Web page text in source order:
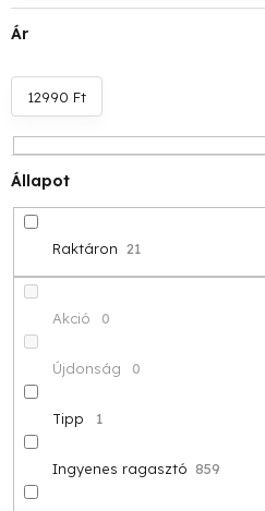
e
r
e
n
d
e
s
e
Ár
12990 Ft
Állapot
Raktáron 21
Akció 0
Újdonság 0
Tipp 1
Ingyenes ragasztó 859